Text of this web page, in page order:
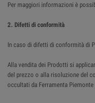
Per maggiori informazioni è
2. Difetti di conformità
In caso di difetti di conformità di
Alla vendita dei Prodotti si
del prezzo o alla risoluzione del
occultati da Ferramenta